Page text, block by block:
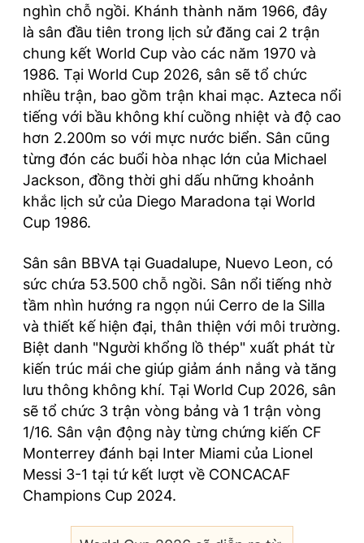
nghìn chỗ ngồi. Khánh thành năm 1966, đây
là sân đầu tiên trong lịch sử đăng cai 2 trận
chung kết World Cup vào các năm 1970 và
1986. Tại World Cup 2026, sân sẽ tổ chức
nhiều trận, bao gồm trận khai mạc. Azteca nổi
tiếng với bầu không khí cuồng nhiệt và độ cao
hơn 2.200m so với mực nước biển. Sân cũng
từng đón các buổi hòa nhạc lớn của Michael
Jackson, đồng thời ghi dấu những khoảnh
khắc lịch sử của Diego Maradona tại World
Cup 1986.
Sân sân BBVA tại Guadalupe, Nuevo Leon, có
sức chứa 53.500 chỗ ngồi. Sân nổi tiếng nhờ
tầm nhìn hướng ra ngọn núi Cerro de la Silla
và thiết kế hiện đại, thân thiện với môi trường.
Biệt danh "Người khổng lồ thép" xuất phát từ
kiến trúc mái che giúp giảm ánh nắng và tăng
lưu thông không khí. Tại World Cup 2026, sân
sẽ tổ chức 3 trận vòng bảng và 1 trận vòng
1/16. Sân vận động này từng chứng kiến CF
Monterrey đánh bại Inter Miami của Lionel
Messi 3-1 tại tứ kết lượt về CONCACAF
Champions Cup 2024.